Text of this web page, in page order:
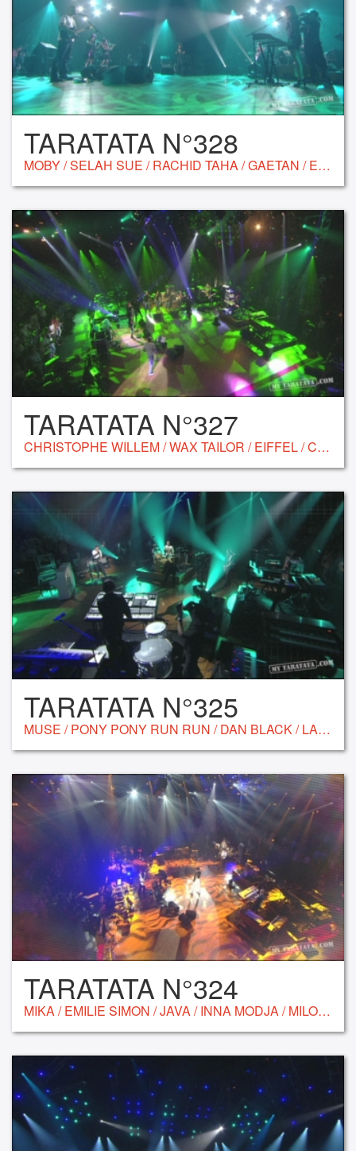
TARATATA N°328
MOBY / SELAH SUE / RACHID TAHA / GAETAN / ELBOW / PALOMA FAITH / MICKEY 3D / REVOLVER
TARATATA N°327
CHRISTOPHE WILLEM / WAX TAILOR / EIFFEL / CRAIG WALKER / DANIEL MERRIWEATHER / PARAMORE
TARATATA N°325
MUSE / PONY PONY RUN RUN / DAN BLACK / LA ROUX / KID HARPOON
TARATATA N°324
MIKA / EMILIE SIMON / JAVA / INNA MODJA / MILOW / LADY GAGA